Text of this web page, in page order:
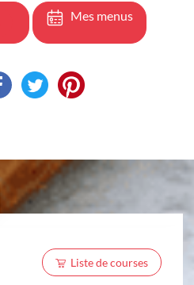
Mes menus
Liste de courses